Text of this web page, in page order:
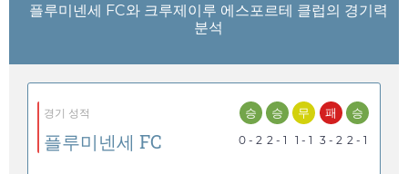
플루미넨세 FC와 크루제이루 에스포르테 클럽의 경기력
분석
경기 성적
플루미넨세 FC
승
0 - 2
승
2 - 1
무
1 - 1
패
3 - 2
승
2 - 1